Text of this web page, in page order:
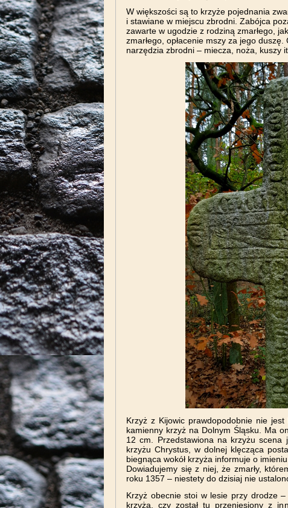
W większości są to krzyże pojednania
i stawiane w miejscu zbrodni. Zabójca
zawarte w ugodzie z rodziną zmarłego,
zmarłego, opłacenie mszy za jego
narzędzia zbrodni – miecza, noża, kuszy
Krzyż z Kijowic prawdopodobnie nie
kamienny krzyż na Dolnym Śląsku. Ma
12 cm. Przedstawiona na krzyżu
krzyżu Chrystus, w dolnej klęcząca
biegnąca wokół krzyża informuje o
Dowiadujemy się z niej, że zmarły,
roku 1357 – niestety do dzisiaj nie
Krzyż obecnie stoi w lesie przy drodze
krzyża, czy został tu przeniesiony z